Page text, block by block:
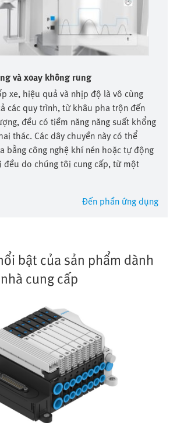
và xoay không rung
xe, hiệu quả và nhịp độ là vô cùng
các quy trình, từ khâu pha trộn đến
đều có tiềm năng năng suất khổng
thác. Các dây chuyền này có thể
bằng công nghệ khí nén hoặc tự động
đều do chúng tôi cung cấp, từ một
Đến phần ứng dụng
bật của sản phẩm dành
cung cấp